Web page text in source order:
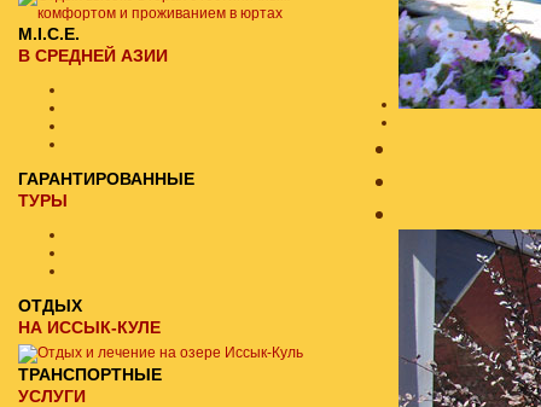
M.I.C.E.
В СРЕДНЕЙ АЗИИ
ГАРАНТИРОВАННЫЕ
ТУРЫ
ОТДЫХ
НА ИССЫК-КУЛЕ
ТРАНСПОРТНЫЕ
УСЛУГИ